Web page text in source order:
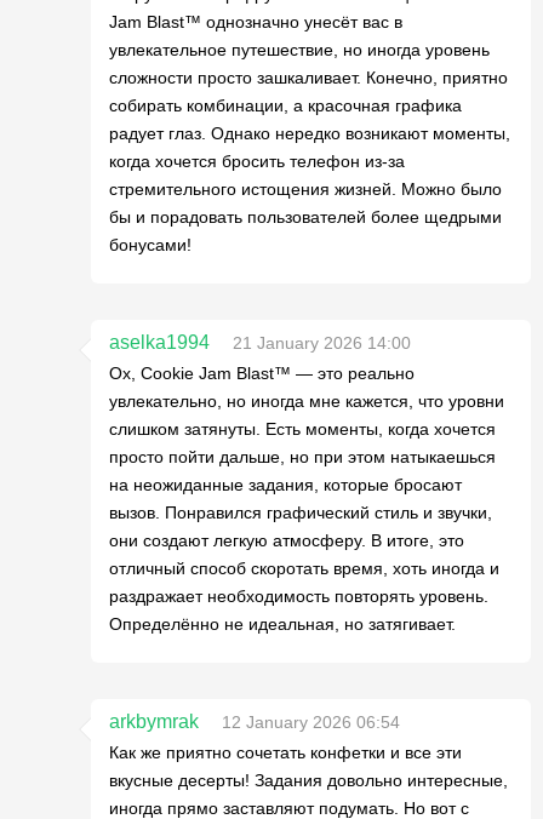
Jam Blast™ однозначно унесёт вас в
увлекательное путешествие, но иногда уровень
сложности просто зашкаливает. Конечно, приятно
собирать комбинации, а красочная графика
радует глаз. Однако нередко возникают моменты,
когда хочется бросить телефон из-за
стремительного истощения жизней. Можно было
бы и порадовать пользователей более щедрыми
бонусами!
aselka1994
21 January 2026 14:00
Ох, Cookie Jam Blast™ — это реально
увлекательно, но иногда мне кажется, что уровни
слишком затянуты. Есть моменты, когда хочется
просто пойти дальше, но при этом натыкаешься
на неожиданные задания, которые бросают
вызов. Понравился графический стиль и звучки,
они создают легкую атмосферу. В итоге, это
отличный способ скоротать время, хоть иногда и
раздражает необходимость повторять уровень.
Определённо не идеальная, но затягивает.
arkbymrak
12 January 2026 06:54
Как же приятно сочетать конфетки и все эти
вкусные десерты! Задания довольно интересные,
иногда прямо заставляют подумать. Но вот с